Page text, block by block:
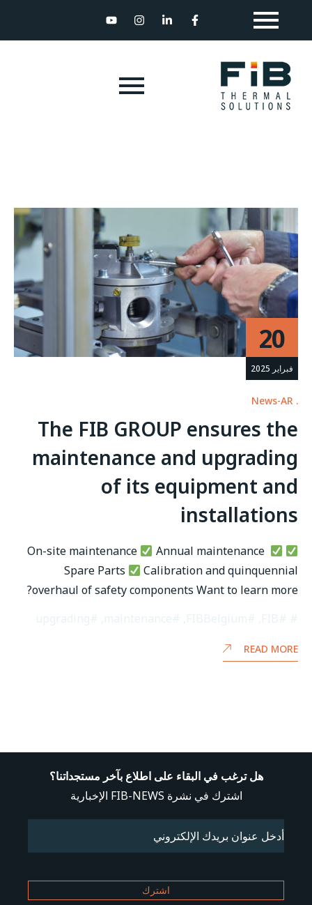
20
فبراير 2025
News-AR
The FIB GROUP ensures the
maintenance and upgrading
of its equipment and
installations
Annual maintenance
Spare Parts
Calibration and quinquennial
overhaul of safety components Want to learn more?
READ MORE
هل ترغب في البقاء على اطلاع بآخر مستجداتنا؟
اشترك في نشرة FIB-NEWS الإخبارية
Email (مطلوب)